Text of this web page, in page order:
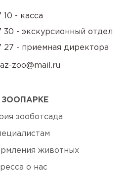
ЗООПАРКЕ
зооботсада
животных
о нас
- касса
30 - экскурсионный отдел
27 - приемная директора
zoo@mail.ru